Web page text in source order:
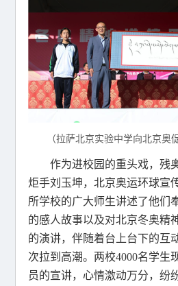
（拉萨北京实验中学向北京奥
作为进校园的重头戏，残
炬手刘玉坤，北京奥运环球宣
所学校的广大师生讲述了他们
的感人故事以及对北京冬奥精
的演讲，伴随着台上台下的互
次拉到高潮。两校4000名学生
员的宣讲，心情激动万分，纷